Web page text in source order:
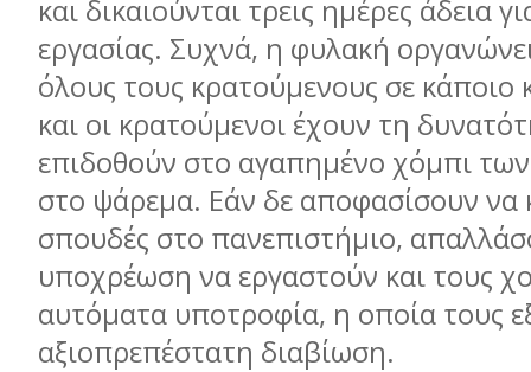
και δικαιούνται τρεις ηµέρες άδεια
εργασίας. Συχνά, η φυλακή
όλους τους κρατούµενους σε κάποιο
και οι κρατούµενοι έχουν τη
επιδοθούν στο αγαπηµένο χόµπι
στο ψάρεµα. Εάν δε αποφασίσουν να
σπουδές στο πανεπιστήµιο,
υποχρέωση να εργαστούν και τους
αυτόµατα υποτροφία, η οποία τους
αξιοπρεπέστατη διαβίωση.